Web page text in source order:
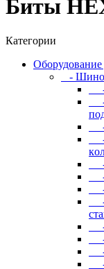
Биты
Категории
-
-
-
-
-
-
-
-
-
-
-
-
-